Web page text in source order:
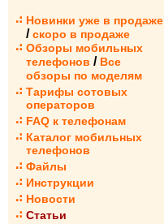
Новинки уже в продаже
/ скоро в продаже
Обзоры мобильных
телефонов / Все
обзоры по моделям
Тарифы сотовых
операторов
FAQ к телефонам
Каталог мобильных
телефонов
Файлы
Инструкции
Новости
Статьи